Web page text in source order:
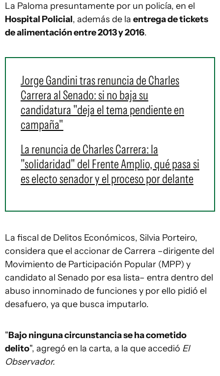
La Paloma presuntamente por un policía, en el
Hospital Policial, además de la entrega de tickets
de alimentación entre 2013 y 2016.
Jorge Gandini tras renuncia de Charles
Carrera al Senado: si no baja su
candidatura "deja el tema pendiente en
campaña"
La renuncia de Charles Carrera: la
"solidaridad" del Frente Amplio, qué pasa si
es electo senador y el proceso por delante
La fiscal de Delitos Económicos, Silvia Porteiro,
considera que el accionar de Carrera –dirigente del
Movimiento de Participación Popular (MPP) y
candidato al Senado por esa lista– entra dentro del
abuso innominado de funciones y por ello pidió el
desafuero, ya que busca imputarlo.
"Bajo ninguna circunstancia se ha cometido
delito", agregó en la carta, a la que accedió El
Observador.